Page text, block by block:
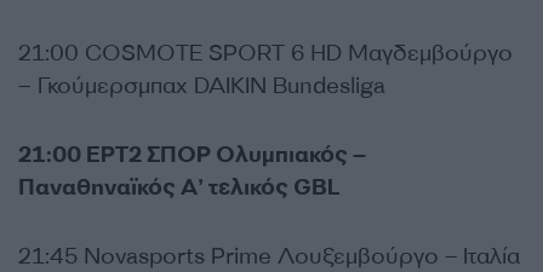
21:00 COSMOTE SPORT 6 HD Μαγδεμβούργο
– Γκούμερσμπαχ DAIKIN Bundesliga
21:00 ΕΡΤ2 ΣΠΟΡ Ολυμπιακός –
Παναθηναϊκός Α’ τελικός GBL
21:45 Novasports Prime Λουξεμβούργο – Ιταλία